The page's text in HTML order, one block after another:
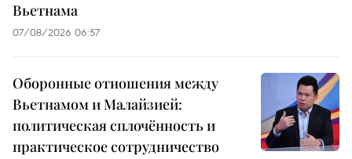
Вьетнама
07/08/2026 06:57
Оборонные отношения между
Вьетнамом и Малайзией:
политическая сплочённость и
практическое сотрудничество